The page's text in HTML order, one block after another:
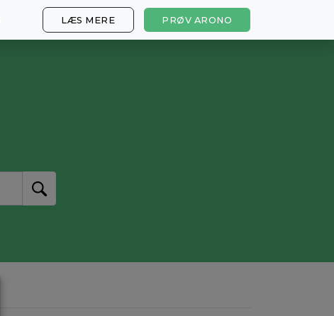
LÆS MERE PRØV ARONO